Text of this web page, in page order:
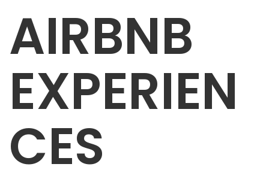
AIRBNB
EXPERIEN
CES